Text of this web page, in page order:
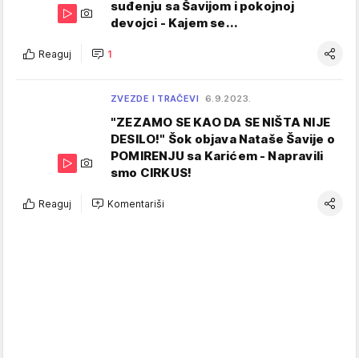
suđenju sa Šavijom i pokojnoj
devojci - Kajem se...
Reaguj 1
ZVEZDE I TRAČEVI 6.9.2023.
"ZEZAMO SE KAO DA SE NIŠTA NIJE
DESILO!" Šok objava Nataše Šavije o
POMIRENJU sa Karićem - Napravili
smo CIRKUS!
Reaguj Komentariši